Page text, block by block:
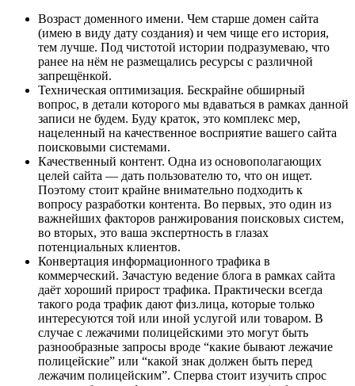
Возраст доменного имени. Чем старше домен сайта
(имею в виду дату создания) и чем чище его история,
тем лучше. Под чистотой истории подразумеваю, что
ранее на нём не размещались ресурсы с различной
запрещёнкой.
Техническая оптимизация. Бескрайне обширный
вопрос, в детали которого мы вдаваться в рамках данной
записи не будем. Буду краток, это комплекс мер,
нацеленный на качественное восприятие вашего сайта
поисковыми системами.
Качественный контент. Одна из основополагающих
целей сайта — дать пользователю то, что он ищет.
Поэтому стоит крайне внимательно подходить к
вопросу разработки контента. Во первых, это один из
важнейших факторов ранжирования поисковых систем,
во вторых, это ваша экспертность в глазах
потенциальных клиентов.
Конвертация информационного трафика в
коммерческий. Зачастую ведение блога в рамках сайта
даёт хороший прирост трафика. Практически всегда
такого рода трафик дают физ.лица, которые только
интересуются той или иной услугой или товаром. В
случае с лежачими полицейскими это могут быть
разнообразные запросы вроде “какие бывают лежачие
полицейские” или “какой знак должен быть перед
лежачим полицейским”. Сперва стоит изучить спрос